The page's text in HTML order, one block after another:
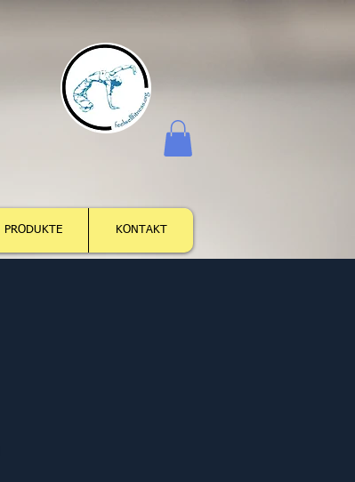
Log In
PRODUKTE KONTAKT